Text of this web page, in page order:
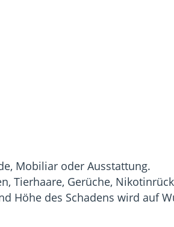
Mobiliar oder Ausstattung.
Tierhaare, Gerüche,
Höhe des Schadens wird auf